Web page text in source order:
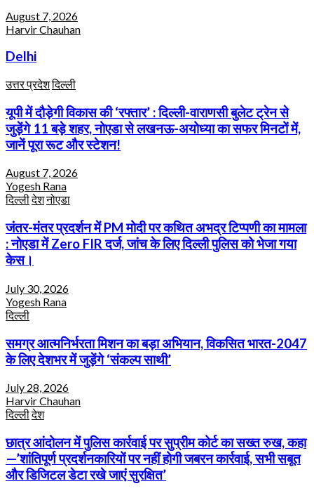
August 7, 2026
Harvir Chauhan
Delhi
उत्तर प्रदेशदिल्ली
यूपी में दौड़ेगी विकास की ‘रफ्तार’ : दिल्ली-वाराणसी बुलेट ट्रेन से
जुड़ेंगे 11 बड़े शहर, नोएडा से लखनऊ-अयोध्या का सफर मिनटों में,
जानें पूरा रूट और स्टेशन!
August 7, 2026
Yogesh Rana
दिल्लीदेशनोएडा
जंतर-मंतर प्रदर्शन में PM मोदी पर कथित अभद्र टिप्पणी का मामला
: नोएडा में Zero FIR दर्ज, जांच के लिए दिल्ली पुलिस को भेजा गया
केस।
July 30, 2026
Yogesh Rana
दिल्ली
समग्र आत्मनिर्भरता मिशन का बड़ा अभियान, विकसित भारत-2047
के लिए देशभर में जुड़ेंगे ‘संकल्प साथी’
July 28, 2026
Harvir Chauhan
दिल्लीदेश
छात्र आंदोलन में पुलिस कार्रवाई पर सुप्रीम कोर्ट का सख्त रुख, कहा
—’शांतिपूर्ण प्रदर्शनकारियों पर नहीं होगी जबरन कार्रवाई, सभी सबूत
और डिजिटल डेटा रखे जाएं सुरक्षित’